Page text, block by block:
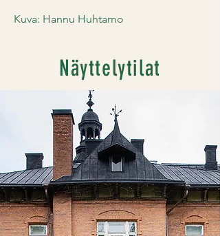
Kuva: Hannu Huhtamo
Näyttelytilat